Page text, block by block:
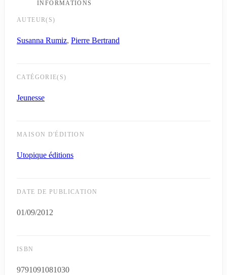
INFORMATIONS
AUTEUR(S)
Susanna Rumiz, Pierre Bertrand
CATÉGORIE(S)
Jeunesse
MAISON D'ÉDITION
Utopique éditions
DATE DE PUBLICATION
01/09/2012
ISBN
9791091081030